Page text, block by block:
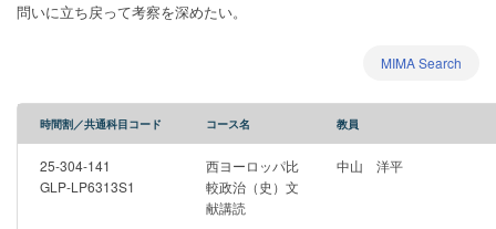
問いに立ち戻って考察を深めたい。
MIMA Search
時間割／共通科目コード コース名 教員
25-304-141
GLP-LP6313S1
西ヨーロッパ比
較政治（史）文
献講読
中山 洋平